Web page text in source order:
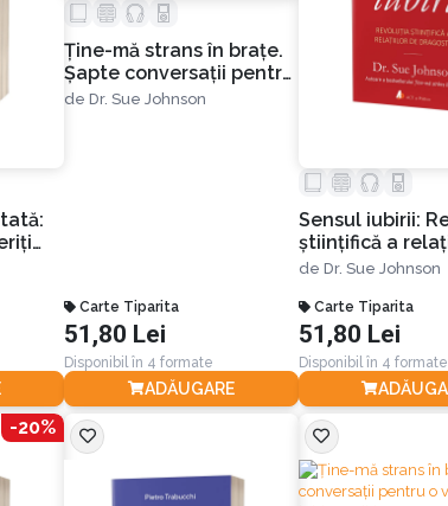
să
vă
Ţine-mă strans în braţe.
Șapte conversaţii pentru
o viaţă de iubire - Editia
deDr. Sue Johnson
Carte Tiparita
51,80 Lei
Disponibil în 4 formate
ADĂUGARE
Sensul iubirii:
științifică a
dragoste
de Dr. Sue Johnson
Carte Tiparita
51,80 Lei
Disponibil în 4 formate
-20%